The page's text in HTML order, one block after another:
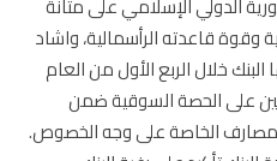
قاعدته الرأسمالية، واشاد
خلال الربع الأول من العام
الحصة السوقية ضمن
الخاصة على وجه الخصوص.